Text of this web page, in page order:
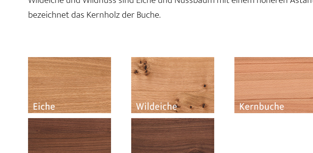
bezeichnet das Kernholz der Buche.